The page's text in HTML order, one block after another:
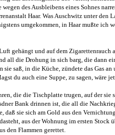
des Ausbleibens eines Sohnes
Haar. Was Auschwitz unter den
umgekommen, in Haar mußte ich
gehängt und auf dem Zigarettenrauch
all die Drohung in sich barg, die dann
sie saß, in die Küche, zündete das Gas
du auch eine Suppe, zu sagen, wäre
die die Tischplatte trugen, auf der sie
Bank drinnen ist, die all die
daß sie sich am Gold aus den
aus der Wohnung im ersten Stock
den Flammen gerettet.